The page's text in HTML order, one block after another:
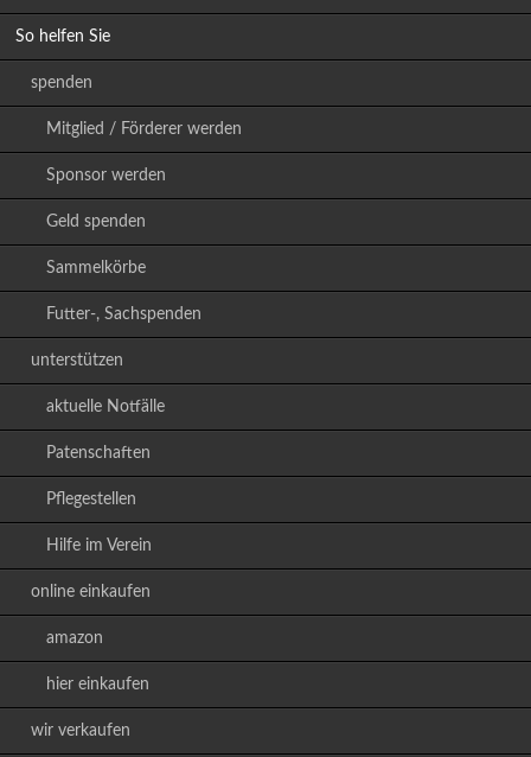
So helfen Sie
spenden
Mitglied / Förderer werden
Sponsor werden
Geld spenden
Sammelkörbe
Futter-, Sachspenden
unterstützen
aktuelle Notfälle
Patenschaften
Pflegestellen
Hilfe im Verein
online einkaufen
amazon
hier einkaufen
wir verkaufen